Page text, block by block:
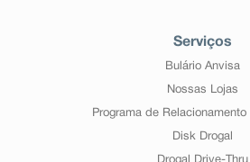
Serviços
Bulário Anvisa
Nossas Lojas
Programa de Relacionamento
Disk Drogal